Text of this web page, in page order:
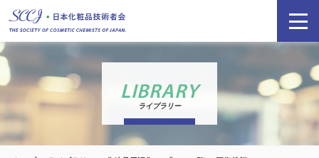
LIBRARY
ライブラリー